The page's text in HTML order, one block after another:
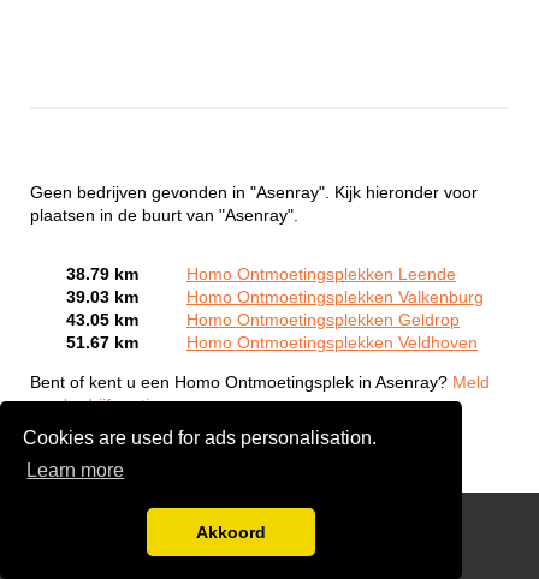
Cookies are used for ads personalisation.
Learn more
Akkoord
Geen bedrijven gevonden in "Asenray". Kijk hieronder voor
plaatsen in de buurt van "Asenray".
38.79 km
Homo Ontmoetingsplekken Leende
39.03 km
Homo Ontmoetingsplekken Valkenburg
43.05 km
Homo Ontmoetingsplekken Geldrop
51.67 km
Homo Ontmoetingsplekken Veldhoven
Bent of kent u een Homo Ontmoetingsplek in Asenray? Meld
een bedrijf gratis aan